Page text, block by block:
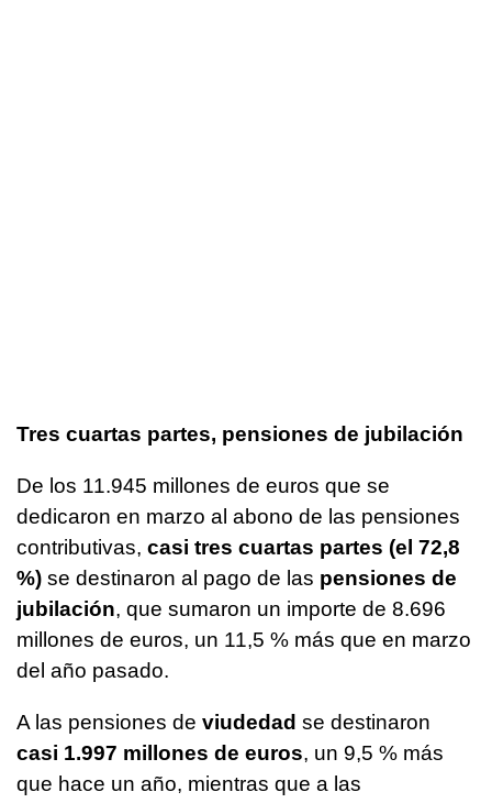
Tres cuartas partes, pensiones de jubilación
De los 11.945 millones de euros que se
dedicaron en marzo al abono de las pensiones
contributivas, casi tres cuartas partes (el 72,8
%) se destinaron al pago de las pensiones de
jubilación, que sumaron un importe de 8.696
millones de euros, un 11,5 % más que en marzo
del año pasado.
A las pensiones de viudedad se destinaron
casi 1.997 millones de euros, un 9,5 % más
que hace un año, mientras que a las